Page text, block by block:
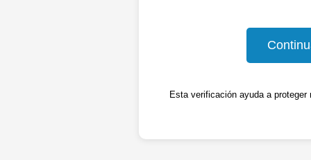
Esta verificación ayuda a